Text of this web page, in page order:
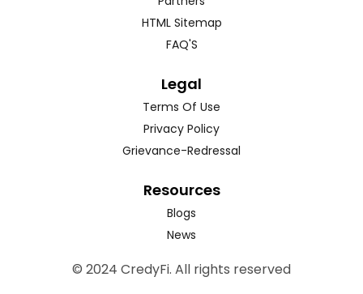
HTML Sitemap
FAQ'S
Legal
Terms Of Use
Privacy Policy
Grievance-Redressal
Resources
Blogs
News
© 2024 CredyFi. All rights reserved